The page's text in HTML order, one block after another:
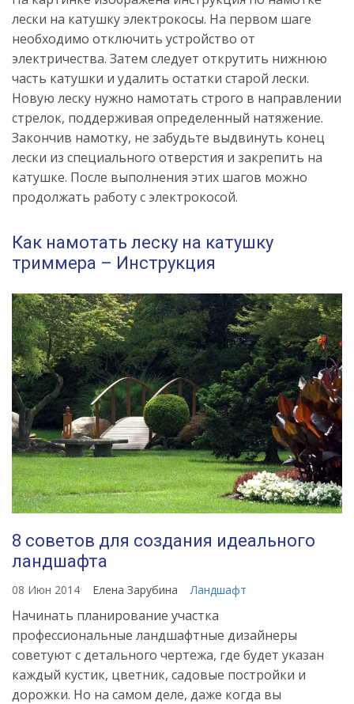
лески на катушку электрокосы. На первом шаге
необходимо отключить устройство от
электричества. Затем следует открутить нижнюю
часть катушки и удалить остатки старой лески.
Новую леску нужно намотать строго в направлении
стрелок, поддерживая определенный натяжение.
Закончив намотку, не забудьте выдвинуть конец
лески из специального отверстия и закрепить на
катушке. После выполнения этих шагов можно
продолжать работу с электрокосой.
Как намотать леску на катушку
триммера – Инструкция
8 советов для создания идеального
ландшафта
08 Июн 2014 Елена Зарубина Ландшафт
Начинать планирование участка
профессиональные ландшафтные дизайнеры
советуют с детального чертежа, где будет указан
каждый кустик, цветник, садовые постройки и
дорожки. Но на самом деле, даже когда вы